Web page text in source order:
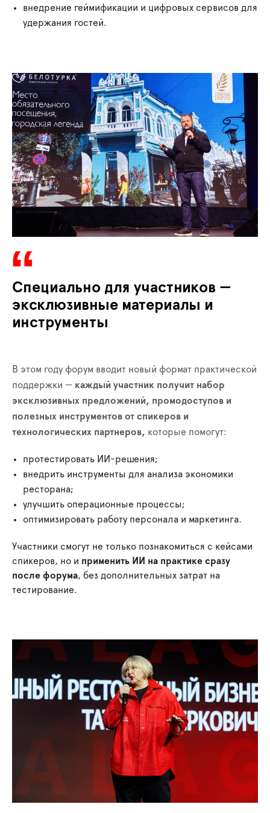
внедрение геймификации и цифровых сервисов для
удержания гостей.
Специально для участников —
эксклюзивные материалы и
инструменты
В этом году форум вводит новый формат практической
поддержки — каждый участник получит набор
эксклюзивных предложений, промодоступов и
полезных инструментов от спикеров и
технологических партнеров, которые помогут:
протестировать ИИ-решения;
внедрить инструменты для анализа экономики
ресторана;
улучшить операционные процессы;
оптимизировать работу персонала и маркетинга.
Участники смогут не только познакомиться с кейсами
спикеров, но и применить ИИ на практике сразу
после форума, без дополнительных затрат на
тестирование.